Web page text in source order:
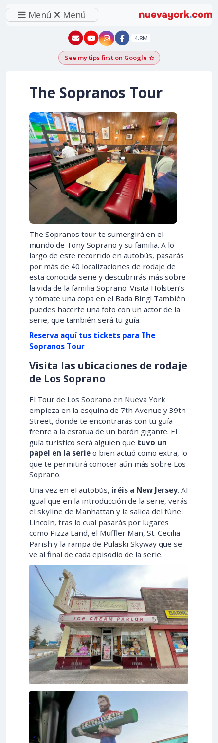
Menú Menú
New York - YouTube
New York - Instagram
4.8M
See my tips first on GoogleAdd as a Google
The Sopranos Tour
The Sopranos tour te sumergirá en el
mundo de Tony Soprano y su familia. A lo
largo de este recorrido en autobús, pasarás
por más de 40 localizaciones de rodaje de
esta conocida serie y descubrirás más sobre
la vida de la familia Soprano. Visita Holsten’s
y tómate una copa en el Bada Bing! También
puedes hacerte una foto con un actor de la
serie, que también será tu guía.
Reserva aquí tus tickets para The
Sopranos Tour
Visita las ubicaciones de rodaje
de Los Soprano
El Tour de Los Soprano en Nueva York
empieza en la esquina de 7th Avenue y 39th
Street, donde te encontrarás con tu guía
frente a la estatua de un botón gigante. El
guía turístico será alguien que tuvo un
papel en la serie o bien actuó como extra, lo
que te permitirá conocer aún más sobre Los
Soprano.
Una vez en el autobús, iréis a New Jersey. Al
igual que en la introducción de la serie, verás
el skyline de Manhattan y la salida del túnel
Lincoln, tras lo cual pasarás por lugares
como Pizza Land, el Muffler Man, St. Cecilia
Parish y la rampa de Pulaski Skyway que se
ve al final de cada episodio de la serie.